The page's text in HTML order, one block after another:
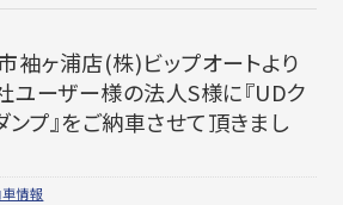
ヶ浦店(株)ビップオートより
ユーザー様の法人S様に『UDク
プ』をご納車させて頂きまし
情報